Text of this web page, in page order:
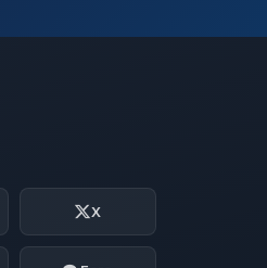
X
con quien hablar!
asistente de
que necesitas y
circuitos para